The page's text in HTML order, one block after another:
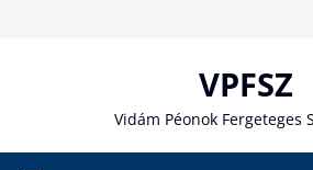
VPFSZ
Vidám Péonok Fergeteges